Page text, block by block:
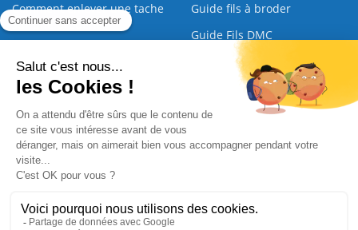
Comment enlever une tache
sur une broderie
Guide fils à broder
Guide Fils DMC
Guide de la Broderie
Commande Papier | Qui sommes nous | Nous contacter |